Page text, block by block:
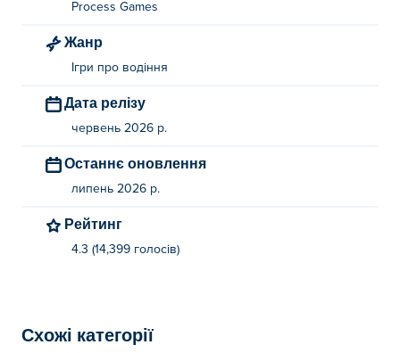
Гравець 1
Хід: WASD
Відродження: R
Переміщення: клавіші зі стрілками
Перерва: Л
Відродження: P
Хто створив Stunt Protocol?
Як я можу грати в Stunt Protocol
Process Games
Жанр
Ігри про водіння
Дата релізу
червень 2026 р.
Останнє оновлення
липень 2026 р.
Рейтинг
4.3 (14,399 голосів)
Схожі категорії